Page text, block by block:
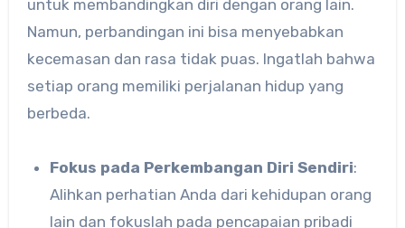
untuk membandingkan diri dengan orang lain.
Namun, perbandingan ini bisa menyebabkan
kecemasan dan rasa tidak puas. Ingatlah bahwa
setiap orang memiliki perjalanan hidup yang
berbeda.
Fokus pada Perkembangan Diri Sendiri:
Alihkan perhatian Anda dari kehidupan orang
lain dan fokuslah pada pencapaian pribadi